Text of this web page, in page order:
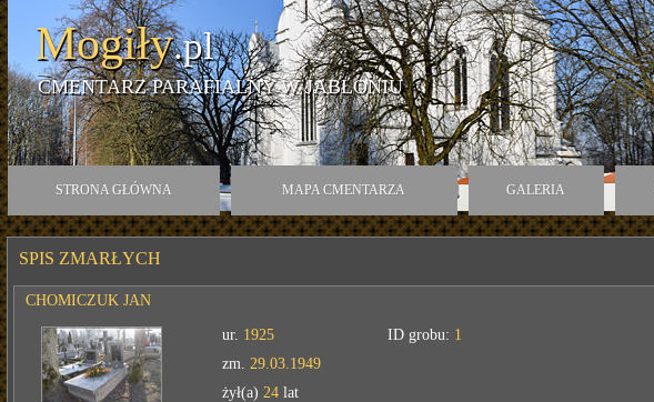
Mogiły.pl
CMENTARZ PARAFIALNY W JABŁONIU
STRONA GŁÓWNA MAPA CMENTARZA GALERIA
SPIS ZMARŁYCH
CHOMICZUK JAN
ur. 1925
zm. 29.03.1949
żył(a) 24lat
ID grobu: 1